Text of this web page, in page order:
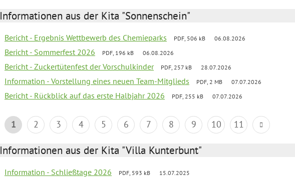
Informationen aus der Kita "Sonnenschein"
Bericht - Ergebnis Wettbewerb des Chemieparks PDF, 506 kB 06.08.2026
Bericht - Sommerfest 2026 PDF, 196 kB 06.08.2026
Bericht - Zuckertütenfest der Vorschulkinder PDF, 257 kB 28.07.2026
Information - Vorstellung eines neuen Team-Mitglieds PDF, 2 MB 07.07.2026
Bericht - Rückblick auf das erste Halbjahr 2026 PDF, 255 kB 07.07.2026
1 2 3 4 5 6 7 8 9 10 11
Informationen aus der Kita "Villa Kunterbunt"
Information - Schließtage 2026 PDF, 593 kB 15.07.2025